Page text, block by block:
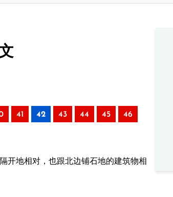
41 42 43 44 45 46
开地相对，也跟北边铺石地的建筑物相